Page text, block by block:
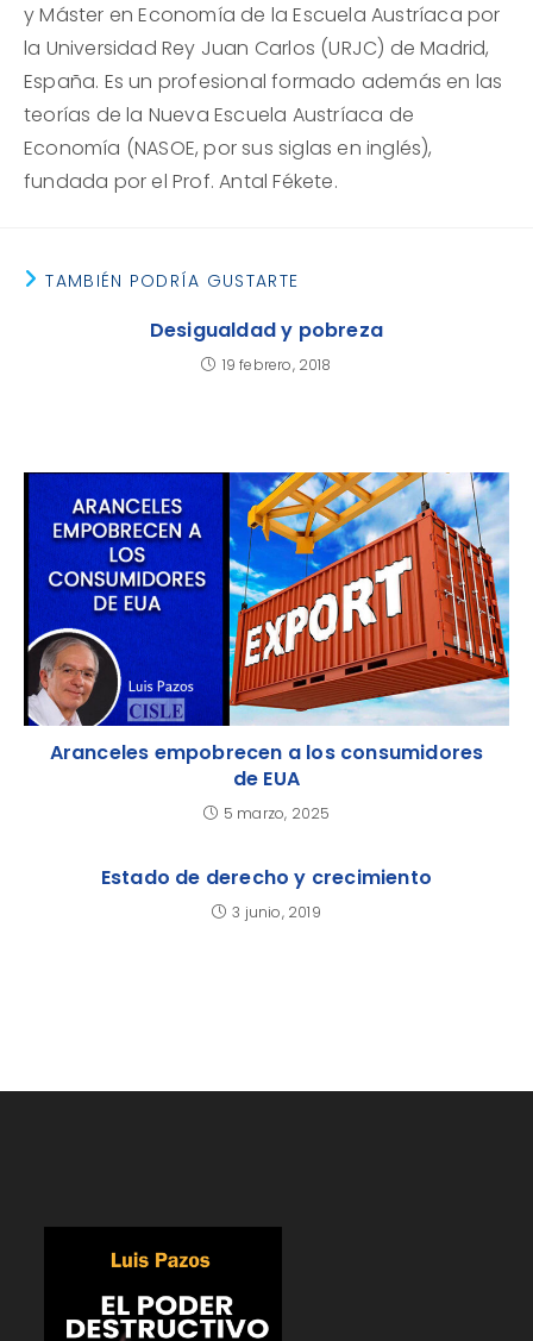
y Máster en Economía de la Escuela Austríaca por
la Universidad Rey Juan Carlos (URJC) de Madrid,
España. Es un profesional formado además en las
teorías de la Nueva Escuela Austríaca de
Economía (NASOE, por sus siglas en inglés),
fundada por el Prof. Antal Fékete.
TAMBIÉN PODRÍA GUSTARTE
Desigualdad y pobreza
19 febrero, 2018
Aranceles empobrecen a los consumidores
de EUA
5 marzo, 2025
Estado de derecho y crecimiento
3 junio, 2019